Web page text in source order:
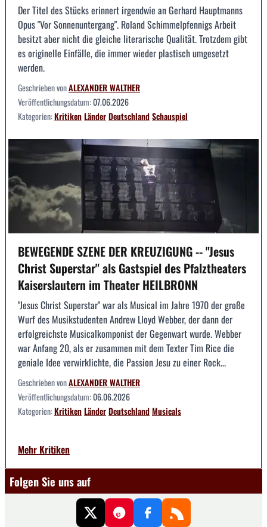
Der Titel des Stücks erinnert irgendwie an Gerhard Hauptmanns
Opus "Vor Sonnenuntergang". Roland Schimmelpfennigs Arbeit
besitzt aber nicht die gleiche literarische Qualität. Trotzdem gibt
es originelle Einfälle, die immer wieder plastisch umgesetzt
werden.
Geschrieben vonALEXANDER WALTHER
Veröffentlichungsdatum:07.06.2026
Kategorien:KritikenLänderDeutschlandSchauspiel
BEWEGENDE SZENE DER KREUZIGUNG -- "Jesus
Christ Superstar" als Gastspiel des Pfalztheaters
Kaiserslautern im Theater HEILBRONN
"Jesus Christ Superstar" war als Musical im Jahre 1970 der große
Wurf des Musikstudenten Andrew Lloyd Webber, der dann der
erfolgreichste Musicalkomponist der Gegenwart wurde. Webber
war Anfang 20, als er zusammen mit dem Texter Tim Rice die
geniale Idee verwirklichte, die Passion Jesu zu einer Rock...
Geschrieben vonALEXANDER WALTHER
Veröffentlichungsdatum:06.06.2026
Kategorien:KritikenLänderDeutschlandMusicals
Mehr Kritiken
Folgen Sie uns auf